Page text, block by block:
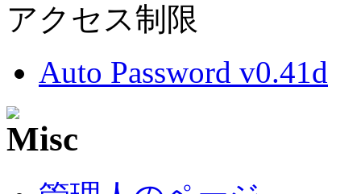
アクセス制限
Auto Password v0.41d